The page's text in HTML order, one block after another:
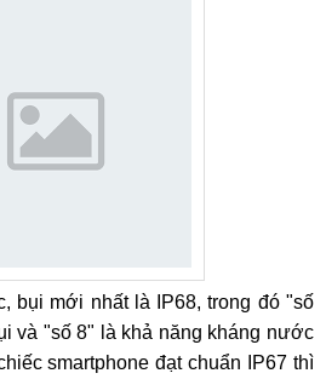
bụi mới nhất là IP68, trong đó "số
và "số 8" là khả năng kháng nước
smartphone đạt chuẩn IP67 thì